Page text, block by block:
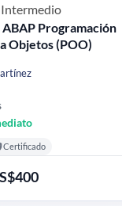
Intermedio
ABAP Programación
Objetos (POO)
Certificado